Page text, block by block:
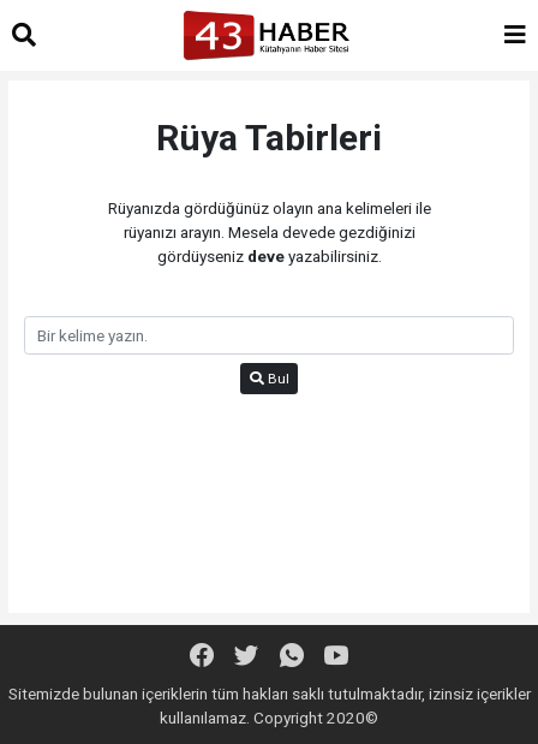
Rüya Tabirleri
Rüyanızda gördüğünüz olayın ana kelimeleri ile
rüyanızı arayın. Mesela devede gezdiğinizi
gördüyseniz deveyazabilirsiniz.
Bul
Sitemizde bulunan içeriklerin tüm hakları saklı tutulmaktadır, izinsiz içerikler
kullanılamaz. Copyright 2020©